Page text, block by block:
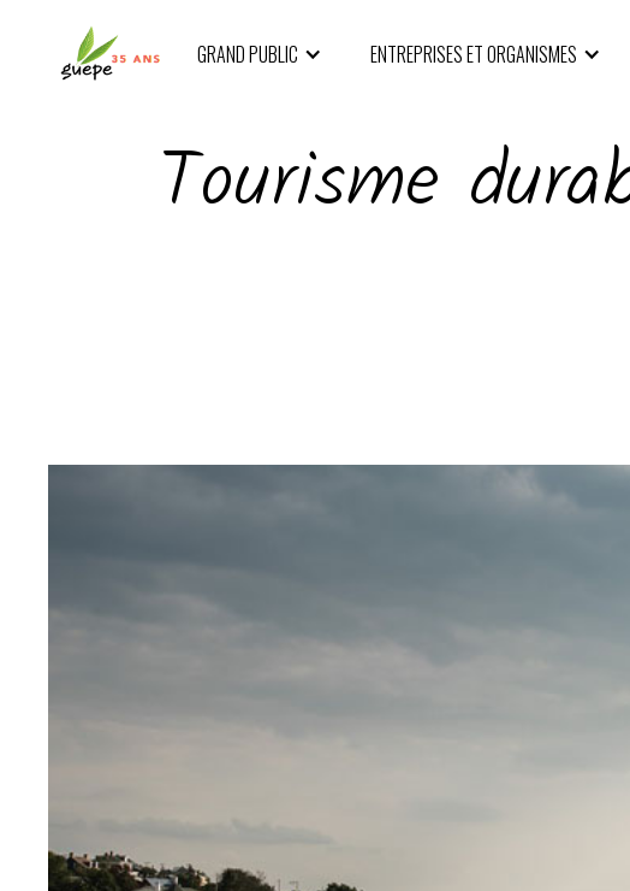
GRAND PUBLIC ENTREPRISES ET ORGANISMES
Tourisme